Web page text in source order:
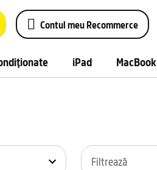
Contul meu Recommerce
iPad MacBook
Filtrează